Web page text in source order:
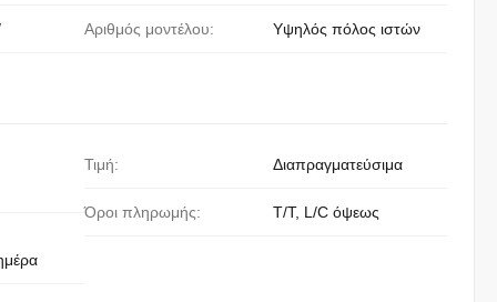
Αριθμός μοντέλου: Υψηλός πόλος ιστών
Τιμή: Διαπραγματεύσιμα
Όροι πληρωμής: T/T, L/C όψεως